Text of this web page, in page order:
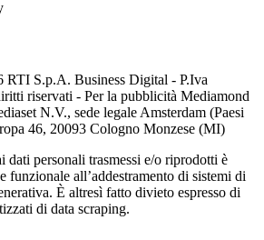
RTI S.p.A. Business Digital - P.Iva
riservati - Per la pubblicità Mediamond
N.V., sede legale Amsterdam (Paesi
46, 20093 Cologno Monzese (MI)
dati personali trasmessi e/o riprodotti è
funzionale all’addestramento di sistemi di
È altresì fatto divieto espresso di
di data scraping.